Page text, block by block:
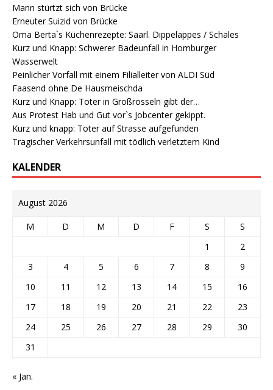
Mann stürtzt sich von Brücke
Erneuter Suizid von Brücke
Oma Berta`s Küchenrezepte: Saarl. Dippelappes / Schales
Kurz und Knapp: Schwerer Badeunfall in Homburger
Wasserwelt
Peinlicher Vorfall mit einem Filialleiter von ALDI Süd
Faasend ohne De Hausmeischda
Kurz und Knapp: Toter in Großrosseln gibt der…
Aus Protest Hab und Gut vor`s Jobcenter gekippt.
Kurz und knapp: Toter auf Strasse aufgefunden
Tragischer Verkehrsunfall mit tödlich verletztem Kind
KALENDER
August 2026
M D M D F S
S
1
2
3
4 5 6 7 8
9
10
11 12 13 14 15
16
17
18 19 20 21 22
23
24
25 26 27 28 29
30
31
« Jan.